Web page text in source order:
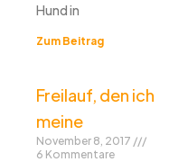
Hund in
Zum Beitrag
Freilauf, den ich
meine
November 8, 2017
6 Kommentare